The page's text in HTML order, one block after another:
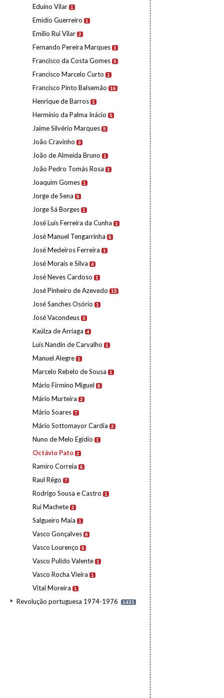
Eduíno Vilar 1
Emídio Guerreiro 1
Emílio Rui Vilar 2
Fernando Pereira Marques 1
Francisco da Costa Gomes 5
Francisco Marcelo Curto 1
Francisco Pinto Balsemão 16
Henrique de Barros 1
Hermínio da Palma Inácio 5
Jaime Silvério Marques 5
João Cravinho 3
João de Almeida Bruno 1
João Pedro Tomás Rosa 1
Joaquim Gomes 1
Jorge de Sena 8
Jorge Sá Borges 1
José Luís Ferreira da Cunha 1
José Manuel Tengarrinha 6
José Medeiros Ferreira 1
José Morais e Silva 4
José Neves Cardoso 1
José Pinheiro de Azevedo 15
José Sanches Osório 1
José Vacondeus 3
Kaúlza de Arriaga 4
Luís Nandin de Carvalho 1
Manuel Alegre 1
Marcelo Rebelo de Sousa 1
Mário Firmino Miguel 6
Mário Murteira 2
Mário Soares 7
Mário Sottomayor Cardia 2
Nuno de Melo Egídio 1
Octávio Pato 2
Ramiro Correia 6
Raul Rêgo 7
Rodrigo Sousa e Castro 1
Rui Machete 2
Salgueiro Maia 1
Vasco Gonçalves 8
Vasco Lourenço 6
Vasco Pulido Valente 1
Vasco Rocha Vieira 1
Vital Moreira 1
Revolução portuguesa 1974-1976 1431